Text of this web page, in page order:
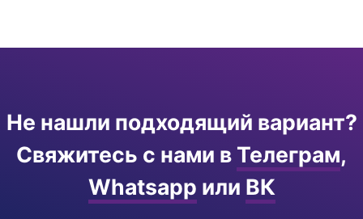
Не нашли подходящий вариант?
Свяжитесь с нами в Телеграм,
Whatsapp или ВК